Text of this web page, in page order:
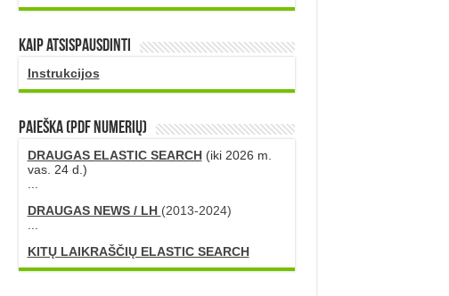
Kaip atsispausdinti
Instrukcijos
PAIEŠKA (PDF numerių)
DRAUGAS ELASTIC SEARCH(iki 2026 m.
vas. 24 d.)
...
DRAUGAS NEWS / LH (2013-2024)
...
KITŲ LAIKRAŠČIŲ ELASTIC SEARCH